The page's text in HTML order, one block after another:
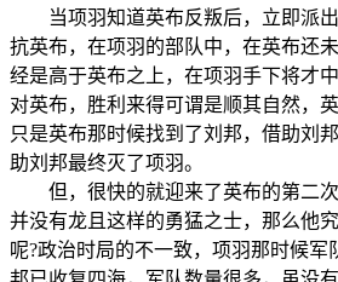
当项羽知道英布反叛后，立即派出
抗英布，在项羽的部队中，在英布还
经是高于英布之上，在项羽手下将才
对英布，胜利来得可谓是顺其自然，
只是英布那时候找到了刘邦，借助刘
助刘邦最终灭了项羽。
但，很快的就迎来了英布的第二次
并没有龙且这样的勇猛之士，那么他
呢?政治时局的不一致，项羽那时候军